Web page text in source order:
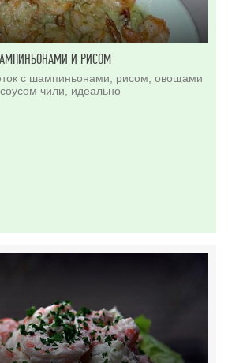
И РИСОМ
с шампиньонами, рисом, овощами
чили, идеально